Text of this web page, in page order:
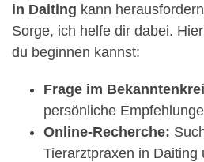
in Daiting kann
Sorge, ich helfe dir dabei.
du beginnen kannst:
Frage im
persönliche
Online-Recherche:
Tierarztpraxen in Daiting